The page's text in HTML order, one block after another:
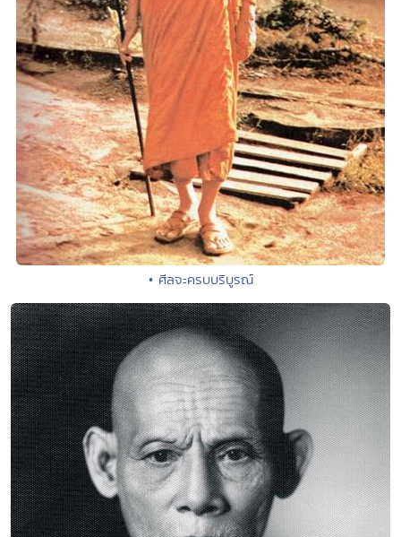
• ศีลจะครบบริบูรณ์